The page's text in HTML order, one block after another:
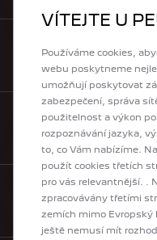
ŽÁDOST O CENÍK
ODEBÍRAT
KONTAKTUJTE NÁS
VÍTEJTE U
Používáme cookies,
webu poskytneme
umožňují poskytovat
zabezpečení, správa
použitelnost a výkon
rozpoznávání jazyka,
to, co Vám nabízíme.
použít cookies třetích
pro vás relevantnější. .
zpracovávány třetími
zemích mimo Evropský
ještě nemusí mít